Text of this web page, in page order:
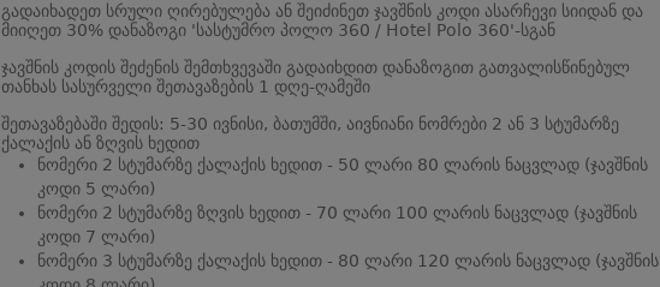
გადაიხადეთ სრული ღირებულება ან შეიძინეთ ჯავშნის კოდი ასარჩევი სიიდან და
მიიღეთ 30% დანაზოგი 'სასტუმრო პოლო 360 / Hotel Polo 360'-სგან
ჯავშნის კოდის შეძენის შემთხვევაში გადაიხდით დანაზოგით გათვალისწინებულ
თანხას სასურველი შეთავაზების 1 დღე-ღამეში
შეთავაზებაში შედის: 5-30 ივნისი, ბათუმში, აივნიანი ნომრები 2 ან 3 სტუმარზე
ქალაქის ან ზღვის ხედით
ნომერი 2 სტუმარზე ქალაქის ხედით - 50 ლარი 80 ლარის ნაცვლად (ჯავშნის
კოდი 5 ლარი)
ნომერი 2 სტუმარზე ზღვის ხედით - 70 ლარი 100 ლარის ნაცვლად (ჯავშნის
კოდი 7 ლარი)
ნომერი 3 სტუმარზე ქალაქის ხედით - 80 ლარი 120 ლარის ნაცვლად (ჯავშნის